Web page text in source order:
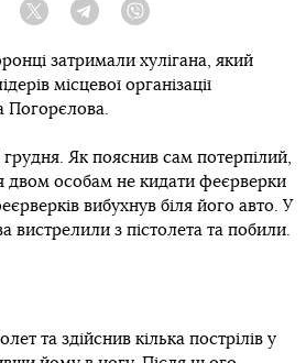
Facebook Twitter Telegram
затримали хулігана, який
місцевої організації
Погорєлова.
грудня. Як пояснив сам потерпілий,
двом особам не кидати феєрверки
вибухнув біля його авто. У
вистрелили з пістолета та побили.
та здійснив кілька пострілів у